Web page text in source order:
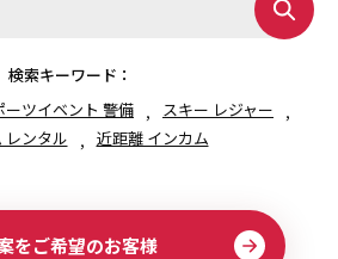
検索キーワード：
ーツイベント 警備
スキー レジャー
レンタル
近距離 インカム
をご希望のお客様